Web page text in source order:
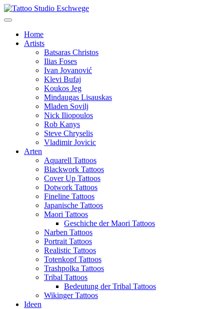
Home
Artists
Batsaras Christos
Ilias Foses
Ivan Jovanović
Klevi Bufaj
Koukos Jeg
Mindaugas Lisauskas
Mladen Sovilj
Nick Iliopoulos
Rob Kanys
Steve Chryselis
Vladimir Jovicic
Arten
Aquarell Tattoos
Blackwork Tattoos
Cover Up Tattoos
Dotwork Tattoos
Fineline Tattoos
Japanische Tattoos
Maori Tattoos
Geschiche der Maori Tattoos
Narben Tattoos
Portrait Tattoos
Realistic Tattoos
Totenkopf Tattoos
Trashpolka Tattoos
Tribal Tattoos
Bedeutung der Tribal Tattoos
Wikinger Tattoos
Ideen